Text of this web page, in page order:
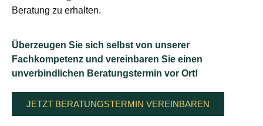
Beratung zu erhalten.
Überzeugen Sie sich selbst von unserer
Fachkompetenz und vereinbaren Sie einen
unverbindlichen Beratungstermin vor Ort!
JETZT BERATUNGSTERMIN VEREINBAREN